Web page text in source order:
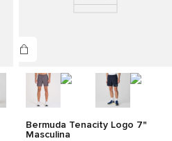
Bermuda Tenacity Logo 7"
Masculina